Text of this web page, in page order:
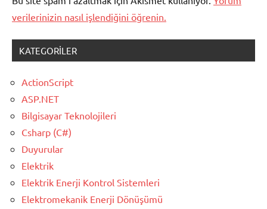
verilerinizin nasıl işlendiğini öğrenin.
KATEGORILER
ActionScript
ASP.NET
Bilgisayar Teknolojileri
Csharp (C#)
Duyurular
Elektrik
Elektrik Enerji Kontrol Sistemleri
Elektromekanik Enerji Dönüşümü